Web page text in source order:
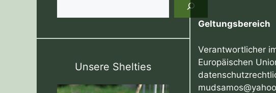
Geltungsbereich
Verantwortlicher
Europäischen
Unsere Shelties